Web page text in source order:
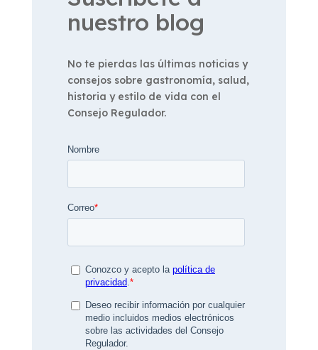
nuestro blog
No te pierdas las últimas noticias y
consejos sobre gastronomía, salud,
historia y estilo de vida con el
Consejo Regulador.